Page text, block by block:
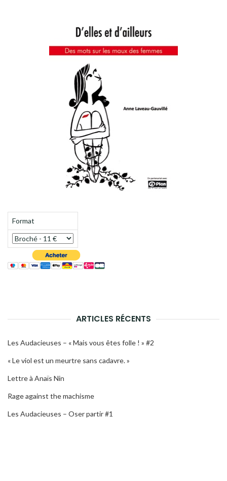
Format
ARTICLES RÉCENTS
Les Audacieuses – « Mais vous êtes folle ! » #2
« Le viol est un meurtre sans cadavre. »
Lettre à Anaïs Nin
Rage against the machisme
Les Audacieuses – Oser partir #1